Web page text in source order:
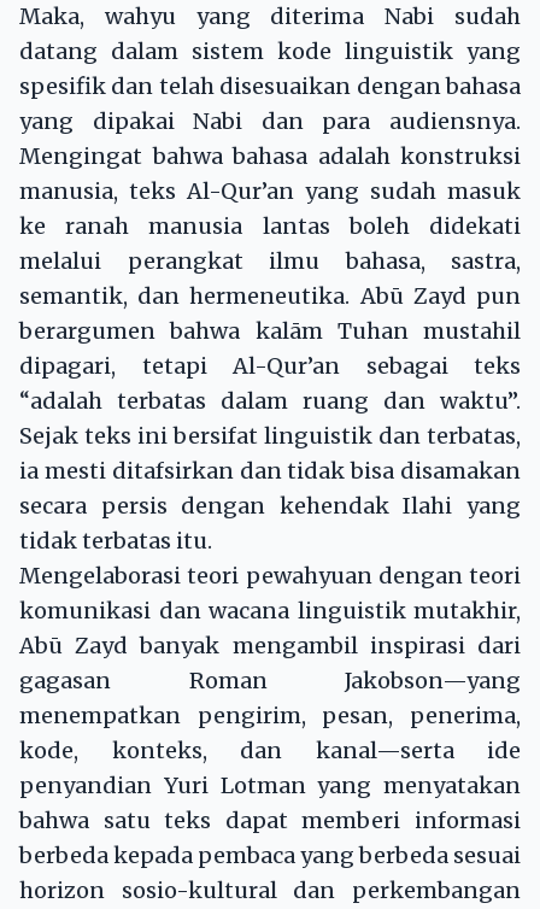
Maka, wahyu yang diterima Nabi sudah
datang dalam sistem kode linguistik yang
spesifik dan telah disesuaikan dengan bahasa
yang dipakai Nabi dan para audiensnya.
Mengingat bahwa bahasa adalah konstruksi
manusia, teks Al-Qur’an yang sudah masuk
ke ranah manusia lantas boleh didekati
melalui perangkat ilmu bahasa, sastra,
semantik, dan hermeneutika. Abū Zayd pun
berargumen bahwa kalām Tuhan mustahil
dipagari, tetapi Al-Qur’an sebagai teks
“adalah terbatas dalam ruang dan waktu”.
Sejak teks ini bersifat linguistik dan terbatas,
ia mesti ditafsirkan dan tidak bisa disamakan
secara persis dengan kehendak Ilahi yang
tidak terbatas itu.
Mengelaborasi teori pewahyuan dengan teori
komunikasi dan wacana linguistik mutakhir,
Abū Zayd banyak mengambil inspirasi dari
gagasan Roman Jakobson—yang
menempatkan pengirim, pesan, penerima,
kode, konteks, dan kanal—serta ide
penyandian Yuri Lotman yang menyatakan
bahwa satu teks dapat memberi informasi
berbeda kepada pembaca yang berbeda sesuai
horizon sosio-kultural dan perkembangan